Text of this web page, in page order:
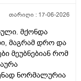
თარიღი : 17-06-2026
მქონდა
მაგრამ დრო და
მეუბნებიან რომ
ნორმალურია